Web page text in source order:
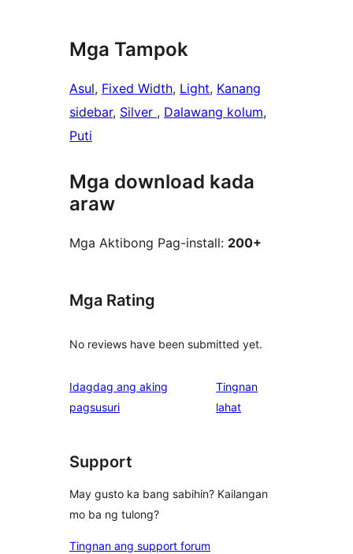
Mga Tampok
Asul, Fixed Width, Light, Kanang
sidebar, Silver , Dalawang kolum
Puti
Mga download kada
araw
Mga Aktibong Pag-install: 200+
Mga Rating
No reviews have been submitted yet.
Idagdag ang aking
pagsusuri
Tingnan
lahatng
Support
May gusto ka bang sabihin? Kailangan
mo ba ng tulong?
Tingnan ang support forum